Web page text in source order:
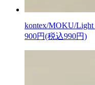
kontex/MOKU/Light
900円(税込990円)